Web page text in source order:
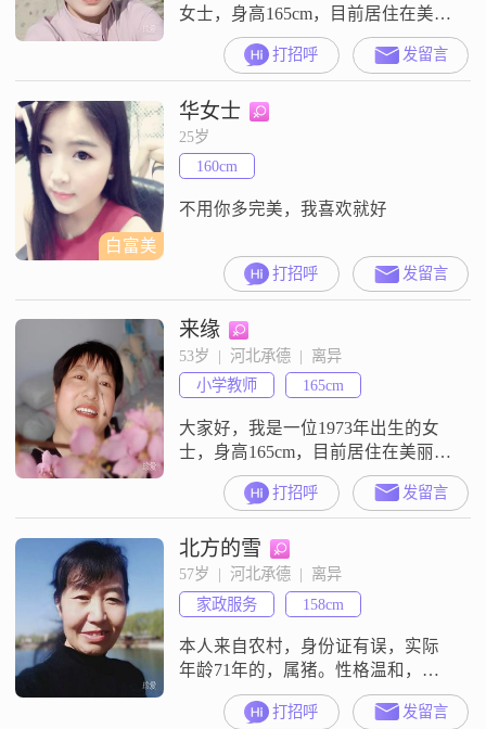
女士，身高165cm，目前居住在美丽
的承德。我的月收入在3001到5000
元之间，虽然不是很高，但足够维
持我简单而充实的生活。我性格温
柔体贴，善解人意，总是愿意倾听
他人的心声，给予他们关怀和支
持。我开朗爱笑，热爱生活，善于
发现生活中的美好。我独立自信，
有自己的想法和追求，不会过分依
打招呼 发留言
白富美
华女士
25岁
160cm
不用你多完美，我喜欢就好
打招呼 发留言
来缘
53岁  |  河北承德  |  离异
小学教师
165cm
大家好，我是一位1973年出生的女
士，身高165cm，目前居住在美丽的
承德##3002##我拥有大学本科学
历，在一家不错的公司工作，月收
入在5001到8000元之间##3002##我
性格独立自信，乐观积极，总是以
一颗真诚的心去对待身边的每一个
人##3002##生活中，我热爱每一份
美好，无论是闲暇时的一杯香茗，
还是与朋友
打招呼 发留言
北方的雪
57岁  |  河北承德  |  离异
家政服务
158cm
本人来自农村，身份证有误，实际
年龄71年的，属猪。性格温和，善
良。平时喜欢听歌，唱歌。希望在
这里能找到那能共度余生的人！
打招呼 发留言